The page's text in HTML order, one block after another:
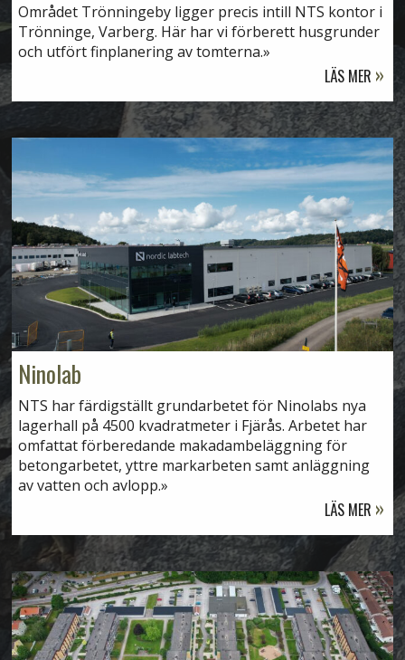
Området Trönningeby ligger precis intill NTS kontor i
Trönninge, Varberg. Här har vi förberett husgrunder
och utfört finplanering av tomterna.
LÄS MER
Ninolab
NTS har färdigställt grundarbetet för Ninolabs nya
lagerhall på 4500 kvadratmeter i Fjärås. Arbetet har
omfattat förberedande makadambeläggning för
betongarbetet, yttre markarbeten samt anläggning
av vatten och avlopp.
LÄS MER